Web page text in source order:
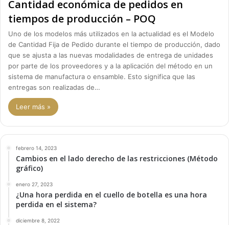
Cantidad económica de pedidos en
tiempos de producción – POQ
Uno de los modelos más utilizados en la actualidad es el Modelo
de Cantidad Fija de Pedido durante el tiempo de producción, dado
que se ajusta a las nuevas modalidades de entrega de unidades
por parte de los proveedores y a la aplicación del método en un
sistema de manufactura o ensamble. Esto significa que las
entregas son realizadas de…
Leer más »
febrero 14, 2023
Cambios en el lado derecho de las restricciones (Método
gráfico)
enero 27, 2023
¿Una hora perdida en el cuello de botella es una hora
perdida en el sistema?
diciembre 8, 2022